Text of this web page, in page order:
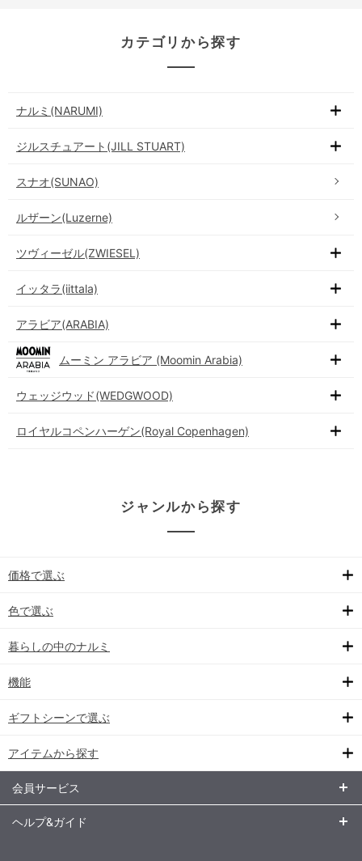
カテゴリから探す
ナルミ(NARUMI)
ジルスチュアート(JILL STUART)
スナオ(SUNAO)
ルザーン(Luzerne)
ツヴィーゼル(ZWIESEL)
イッタラ(iittala)
アラビア(ARABIA)
ムーミン アラビア (Moomin Arabia)
ウェッジウッド(WEDGWOOD)
ロイヤルコペンハーゲン(Royal Copenhagen)
ジャンルから探す
価格で選ぶ
色で選ぶ
暮らしの中のナルミ
機能
ギフトシーンで選ぶ
アイテムから探す
会員サービス
ヘルプ&ガイド